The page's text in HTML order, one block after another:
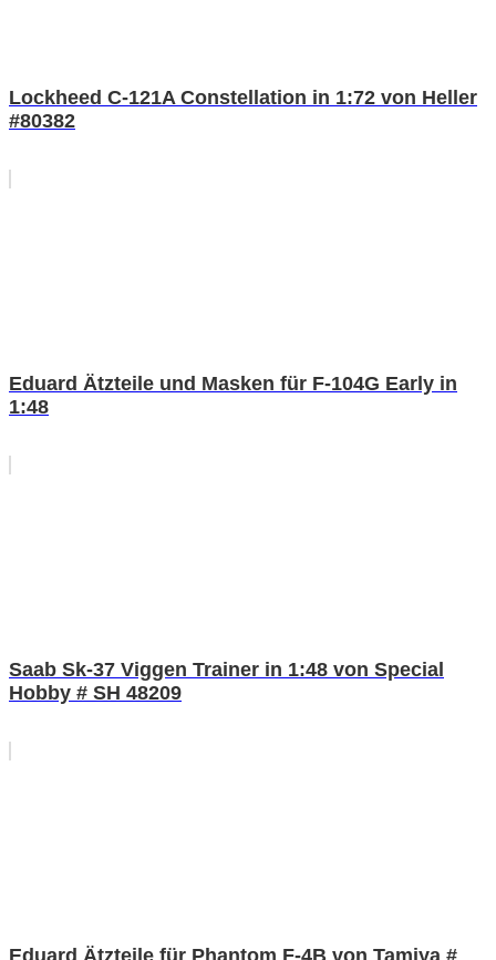
Lockheed C-121A Constellation in 1:72 von Heller
#80382
Eduard Ätzteile und Masken für F-104G Early in
1:48
Saab Sk-37 Viggen Trainer in 1:48 von Special
Hobby # SH 48209
Eduard Ätzteile für Phantom F-4B von Tamiya #